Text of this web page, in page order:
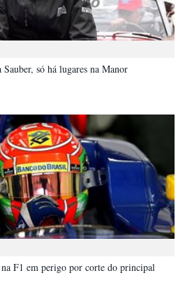
só há lugares na Manor
F1 em perigo por corte do principal